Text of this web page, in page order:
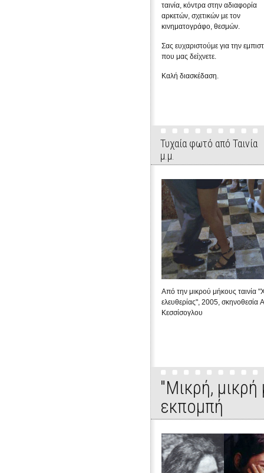
ταινία, κόντρα στην αδιαφορία
αρκετών, σχετικών με τον
κινηματογράφο, θεσμών.
Σας ευχαριστούμε για την
που μας δείχνετε.
Καλή διασκέδαση.
Τυχαία φωτό από Ταινία
μ.μ.
Από την μικρού μήκους ταινία
ελευθερίας", 2005, σκηνοθεσία
Κεσσίσογλου
"Μικρή,
εκπομπή